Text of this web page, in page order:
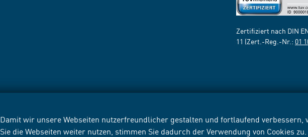
Damit wir unsere Webseiten nutzerfreundlicher gestalten und fortlaufend verbessern,
Sie die Webseiten weiter nutzen, stimmen Sie dadurch der Verwendung von Cookies
Zertifiziert nach DIN
11 (Zert.-Reg.-Nr.: 01